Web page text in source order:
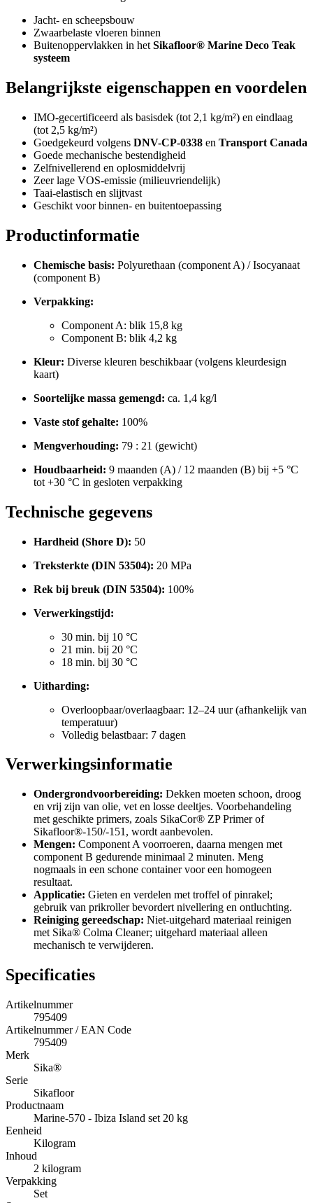
Jacht- en scheepsbouw
Zwaarbelaste vloeren binnen
Buitenoppervlakken in het Sikafloor® Marine Deco Teak
systeem
Belangrijkste eigenschappen en voordelen
IMO-gecertificeerd als basisdek (tot 2,1 kg/m²) en eindlaag
(tot 2,5 kg/m²)
Goedgekeurd volgens DNV-CP-0338 en Transport Canada
Goede mechanische bestendigheid
Zelfnivellerend en oplosmiddelvrij
Zeer lage VOS-emissie (milieuvriendelijk)
Taai-elastisch en slijtvast
Geschikt voor binnen- en buitentoepassing
Productinformatie
Chemische basis: Polyurethaan (component A) / Isocyanaat
(component B)
Verpakking:
Component A: blik 15,8 kg
Component B: blik 4,2 kg
Kleur: Diverse kleuren beschikbaar (volgens kleurdesign
kaart)
Soortelijke massa gemengd: ca. 1,4 kg/l
Vaste stof gehalte: 100%
Mengverhouding: 79 : 21 (gewicht)
Houdbaarheid: 9 maanden (A) / 12 maanden (B) bij +5 °C
tot +30 °C in gesloten verpakking
Technische gegevens
Hardheid (Shore D): 50
Treksterkte (DIN 53504): 20 MPa
Rek bij breuk (DIN 53504): 100%
Verwerkingstijd:
30 min. bij 10 °C
21 min. bij 20 °C
18 min. bij 30 °C
Uitharding:
Overloopbaar/overlaagbaar: 12–24 uur (afhankelijk van
temperatuur)
Volledig belastbaar: 7 dagen
Verwerkingsinformatie
Ondergrondvoorbereiding: Dekken moeten schoon, droog
en vrij zijn van olie, vet en losse deeltjes. Voorbehandeling
met geschikte primers, zoals SikaCor® ZP Primer of
Sikafloor®-150/-151, wordt aanbevolen.
Mengen: Component A voorroeren, daarna mengen met
component B gedurende minimaal 2 minuten. Meng
nogmaals in een schone container voor een homogeen
resultaat.
Applicatie: Gieten en verdelen met troffel of pinrakel;
gebruik van prikroller bevordert nivellering en ontluchting.
Reiniging gereedschap: Niet-uitgehard materiaal reinigen
met Sika® Colma Cleaner; uitgehard materiaal alleen
mechanisch te verwijderen.
Specificaties
Artikelnummer
795409
Artikelnummer / EAN Code
795409
Merk
Sika®
Serie
Sikafloor
Productnaam
Marine-570 - Ibiza Island set 20 kg
Eenheid
Kilogram
Inhoud
2 kilogram
Verpakking
Set